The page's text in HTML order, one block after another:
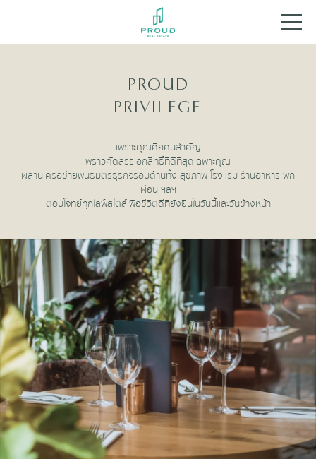
PROUD
PRIVILEGE
เพราะคุณคือคนสำคัญ
พราวคัดสรรเอกสิทธิ์ที่ดีที่สุดเฉพาะคุณ
ผสานเครือข่ายพันธมิตรธุรกิจรอบด้านทั้ง สุขภาพ โรงแรม ร้านอาหาร พัก
ผ่อน ฯลฯ
ตอบโจทย์ทุกไลฟ์สไตล์เพื่อชีวิตดีที่ยั่งยืนในวันนี้และวันข้างหน้า